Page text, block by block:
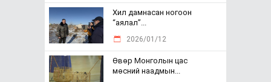
Хил дамнасан ногоон
“аялал”...
2026/01/12
Өвөр Монголын цас
мөсний наадмын...